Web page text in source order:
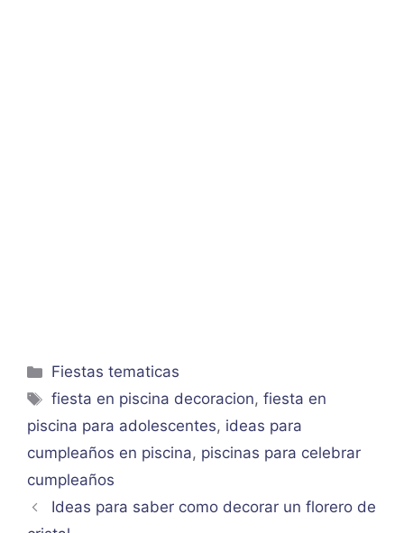
Categorías
Fiestas tematicas
Etiquetas
fiesta en piscina decoracion,fiesta en
piscina para adolescentes, ideas para
cumpleaños en piscina, piscinas para celebrar
cumpleaños
Ideas para saber como decorar un florero de